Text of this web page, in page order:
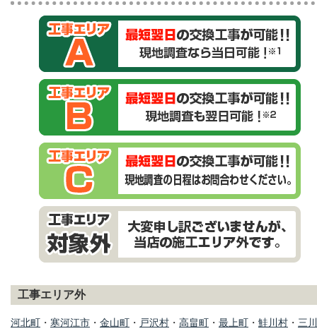
工事エリア外
河北町 ・ 寒河江市 ・ 金山町 ・ 戸沢村 ・ 高畠町 ・ 最上町 ・ 鮭川村 ・ 三川